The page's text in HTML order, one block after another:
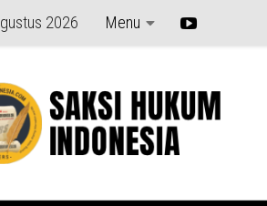
2026 Menu